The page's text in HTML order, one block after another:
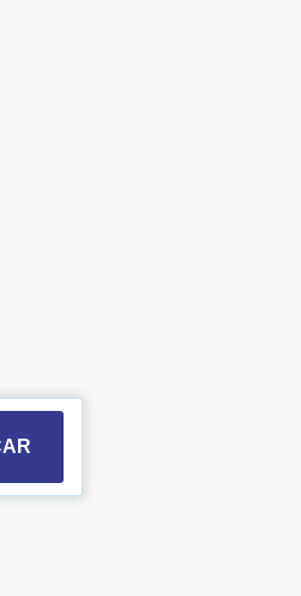
a date. Press the
and select a date.